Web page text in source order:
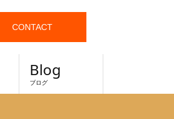
CONTACT
Blog
ブログ